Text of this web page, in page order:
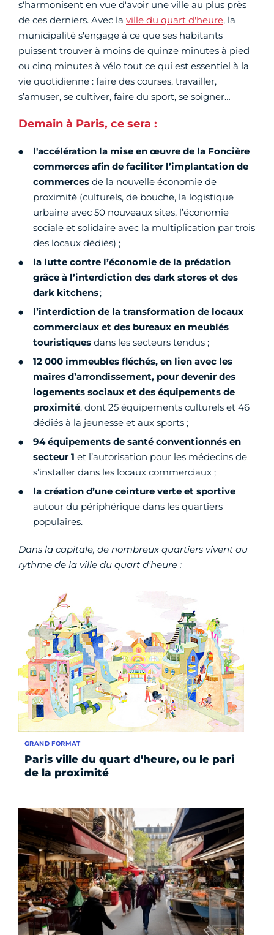
s'harmonisent en vue d'avoir une ville au plus près
de ces derniers. Avec la ville du quart d'heure, la
municipalité s'engage à ce que ses habitants
puissent trouver à moins de quinze minutes à pied
ou cinq minutes à vélo tout ce qui est essentiel à la
vie quotidienne : faire des courses, travailler,
s’amuser, se cultiver, faire du sport, se soigner…
Demain à Paris, ce sera :
l'accélération la mise en œuvre de la Foncière
commerces afin de faciliter l’implantation de
commerces de la nouvelle économie de
proximité (culturels, de bouche, la logistique
urbaine avec 50 nouveaux sites, l’économie
sociale et solidaire avec la multiplication par trois
des locaux dédiés) ;
la lutte contre l’économie de la prédation
grâce à l’interdiction des dark stores et des
dark kitchens;
l’interdiction de la transformation de locaux
commerciaux et des bureaux en meublés
touristiques dans les secteurs tendus ;
12 000 immeubles fléchés, en lien avec les
maires d’arrondissement, pour devenir des
logements sociaux et des équipements de
proximité, dont 25 équipements culturels et 46
dédiés à la jeunesse et aux sports ;
94 équipements de santé conventionnés en
secteur 1 et l’autorisation pour les médecins de
s’installer dans les locaux commerciaux ;
la création d’une ceinture verte et sportive
autour du périphérique dans les quartiers
populaires.
Dans la capitale, de nombreux quartiers vivent au
rythme de la ville du quart d'heure :
Paris ville du quart d'heure, ou le pari
de la proximité
GRAND FORMAT